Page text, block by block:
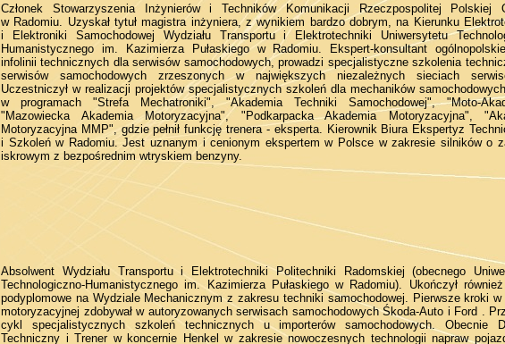
Członek Stowarzyszenia Inżynierów i Techników Komunikacji Rzeczpospolitej Polskiej
w Radomiu. Uzyskał tytuł magistra inżyniera, z wynikiem bardzo dobrym, na Kierunku
i Elektroniki Samochodowej Wydziału Transportu i Elektrotechniki Uniwersytetu
Humanistycznego im. Kazimierza Pułaskiego w Radomiu. Ekspert-konsultant
infolinii technicznych dla serwisów samochodowych, prowadzi specjalistyczne szkolenia
serwisów samochodowych zrzeszonych w największych niezależnych sieciach
Uczestniczył w realizacji projektów specjalistycznych szkoleń dla mechaników
w programach "Strefa Mechatroniki", "Akademia Techniki Samochodowej", "Moto-
"Mazowiecka Akademia Motoryzacyjna", "Podkarpacka Akademia Motoryzacyjna",
Motoryzacyjna MMP", gdzie pełnił funkcję trenera - eksperta. Kierownik Biura Ekspertyz
i Szkoleń w Radomiu. Jest uznanym i cenionym ekspertem w Polsce w zakresie silników o
iskrowym z bezpośrednim wtryskiem benzyny.
Absolwent Wydziału Transportu i Elektrotechniki Politechniki Radomskiej (obecnego
Technologiczno-Humanistycznego im. Kazimierza Pułaskiego w Radomiu). Ukończył
podyplomowe na Wydziale Mechanicznym z zakresu techniki samochodowej. Pierwsze kroki w
motoryzacyjnej zdobywał w autoryzowanych serwisach samochodowych Śkoda-Auto i Ford .
cykl specjalistycznych szkoleń technicznych u importerów samochodowych. Obecnie
Techniczny i Trener w koncernie Henkel w zakresie nowoczesnych technologii napraw